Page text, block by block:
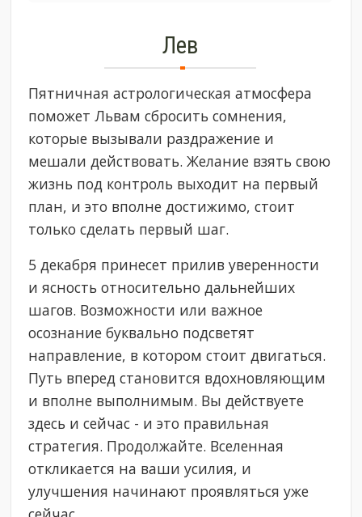
Лев
Пятничная астрологическая атмосфера
поможет Львам сбросить сомнения,
которые вызывали раздражение и
мешали действовать. Желание взять свою
жизнь под контроль выходит на первый
план, и это вполне достижимо, стоит
только сделать первый шаг.
5 декабря принесет прилив уверенности
и ясность относительно дальнейших
шагов. Возможности или важное
осознание буквально подсветят
направление, в котором стоит двигаться.
Путь вперед становится вдохновляющим
и вполне выполнимым. Вы действуете
здесь и сейчас - и это правильная
стратегия. Продолжайте. Вселенная
откликается на ваши усилия, и
улучшения начинают проявляться уже